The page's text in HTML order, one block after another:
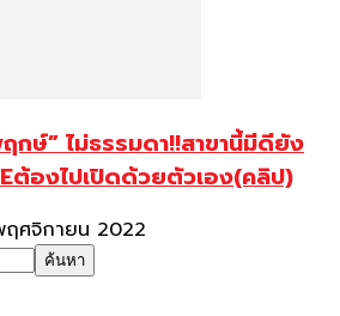
กษ์” ไม่ธรรมดา!!สาขานี้มีดียัง
ต้องไปเปิดด้วยตัวเอง(คลิป)
ฤศจิกายน 2022